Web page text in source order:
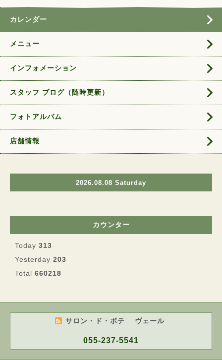
カレンダー
メニュー
インフォメーション
スタッフ ブログ（随時更新）
フォトアルバム
店舗情報
2026.08.08 Saturday
カウンター
Today 313
Yesterday 203
Total 660218
サロン・ド・ボテ ヴェール
055-237-5541